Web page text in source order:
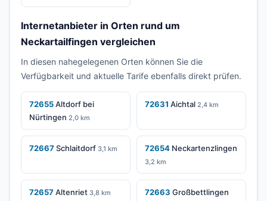
Internetanbieter in Orten rund um
Neckartailfingen vergleichen
In diesen nahegelegenen Orten können Sie die
Verfügbarkeit und aktuelle Tarife ebenfalls direkt prüfen.
72655Altdorf bei
Nürtingen 2,0 km
72631 Aichtal 2,4 km
72667Schlaitdorf 3,1 km 72654 Neckartenzlingen
3,2 km
72657Altenriet 3,8 km 72663 Großbettlingen